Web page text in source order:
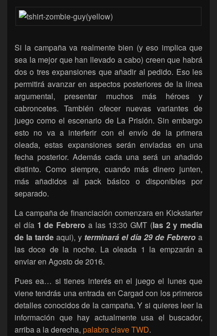
Si la campaña va realmente bien (y eso implica que
sea la mejor que han llevado a cabo) creen que habrá
dos o tres expansiones que añadir al pedido. Eso les
permitirá avanzar en aspectos posteriores de la línea
argumental, presentar muchos más héroes y
cabroncetes. También ofecer nuevas variantes de
juego como el escenario de La Prisión. Sin embargo
esto no va a interferir con el envío de la primera
oleada, estas expansiones serán enviadas en una
fecha posterior. Además cada una será un añadido
distinto. Como siempre, cuando más dinero junten,
más añadidos al pack básico o disponibles por
separado.
La campaña de financiación comenzara en Kickstarter
el día 1 de Febrero a las 13:30 GMT (las 2 y media
de la tarde aqui), y terminará el día 29 de Febrero a
las doce de la noche. La oleada 1 la empzarán a
enviar en Agosto de 2016.
Pues ea… si tienes interés en el juego el lunes que
viene tendrás una entrada en Cargad con los primeros
detalles conocidos de la campaña. Y si quieres leer la
información que hay actualmente usa el buscador,
arriba a la derecha, palabra clave TWD.